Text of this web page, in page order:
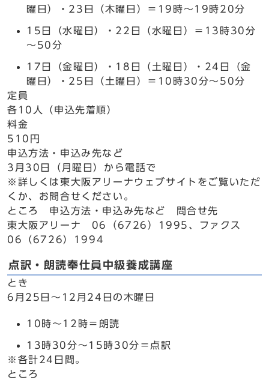
曜日）・23日（木曜日）＝19時～19時20分
15日（水曜日）・22日（水曜日）＝13時30分
～50分
17日（金曜日）・18日（土曜日）・24日（金
曜日）・25日（土曜日）＝10時30分～50分
定員
各10人（申込先着順）
料金
510円
申込方法・申込み先など
3月30日（月曜日）から電話で
※詳しくは東大阪アリーナウェブサイトをご覧いただ
くか、お問合せください。
ところ 申込方法・申込み先など 問合せ先
東大阪アリーナ 06（6726）1995、ファクス
06（6726）1994
点訳・朗読奉仕員中級養成講座
とき
6月25日～12月24日の木曜日
10時～12時＝朗読
13時30分～15時30分＝点訳
※各計24日間。
ところ